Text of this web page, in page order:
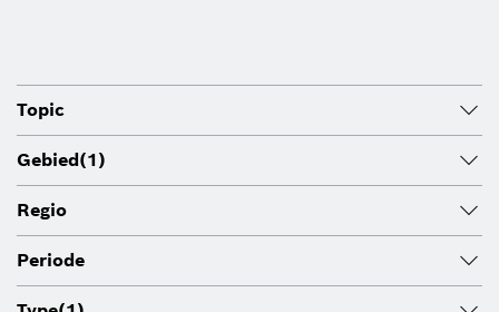
Topic
Gebied(1)
Regio
Periode